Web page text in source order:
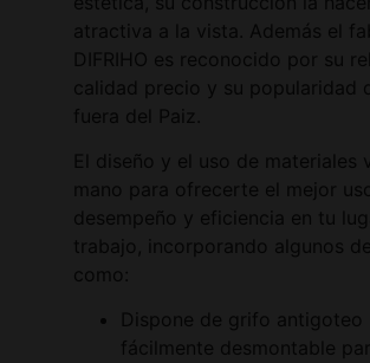
atractiva a la vista. Además el
DIFRIHO es reconocido por su
calidad precio y su popularidad
fuera del Paiz.
El diseño y el uso de materiales
mano para ofrecerte el mejor
desempeño y eficiencia en tu
trabajo, incorporando algunos
como:
Dispone de grifo antigoteo
fácilmente desmontable